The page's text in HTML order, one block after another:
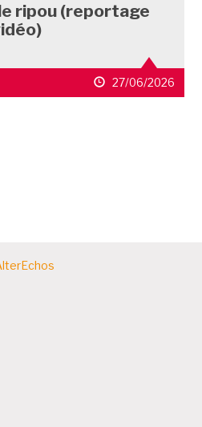
ripou (reportage
27/06/2026